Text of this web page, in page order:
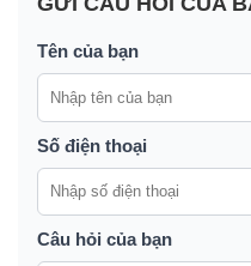
Tên của bạn
Số điện thoại
Câu hỏi của bạn